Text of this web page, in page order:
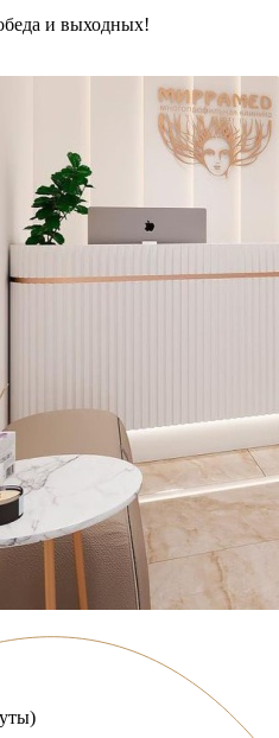
и выходных!